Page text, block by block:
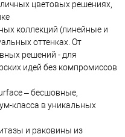
цветовых решениях,
коллекций (линейные и
оттенках. От
решений - для
идей без компромиссов
– бесшовные,
класса в уникальных
и раковины из